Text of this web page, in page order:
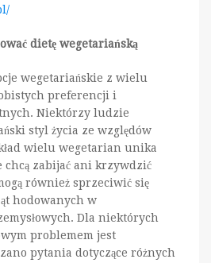
dietę wegetariańską
wegetariańskie z wielu
preferencji i
Niektórzy ludzie
styl życia ze względów
wielu wegetarian unika
chcą zabijać ani krzywdzić
również sprzeciwić się
hodowanych w
Dla niektórych
problemem jest
pytania dotyczące różnych